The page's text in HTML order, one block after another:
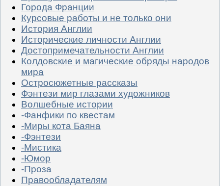
Города Франции
Курсовые работы и не только они
История Англии
Исторические личности Англии
Достопримечательности Англии
Колдовские и магические обряды народов
мира
Остросюжетные рассказы
Фэнтези мир глазами художников
Волшебные истории
-Фанфики по квестам
-Миры кота Баяна
-Фэнтези
-Мистика
-Юмор
-Проза
Правообладателям